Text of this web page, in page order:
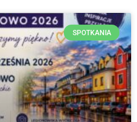
SPOTKANIA